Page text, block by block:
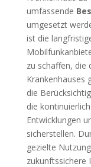
umfassende
umgesetzt
ist die
zu schaffen, die
Krankenhauses
die
die
Entwicklungen
sicherstellen.
gezielte
zukunftssichere